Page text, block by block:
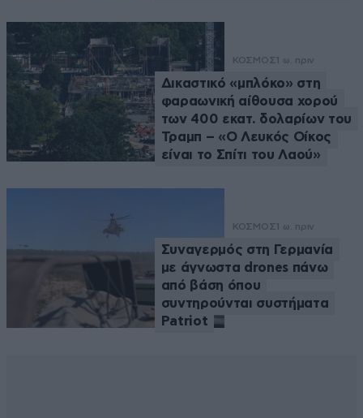
ΚΟΣΜΟΣ 1 ω. πριν
Δικαστικό «μπλόκο» στη
φαραωνική αίθουσα χορού
των 400 εκατ. δολαρίων του
Τραμπ – «Ο Λευκός Οίκος
είναι το Σπίτι του Λαού»
ΚΟΣΜΟΣ 1 ω. πριν
Συναγερμός στη Γερμανία
με άγνωστα drones πάνω
από βάση όπου
συντηρούνται συστήματα
Patriot